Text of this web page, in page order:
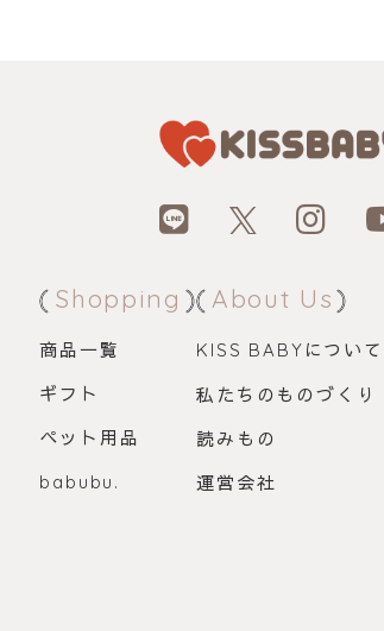
Shopping
商品一覧
ギフト
ペット用品
babubu.
About Us
KISS BABY について
私たちのものづくり
読みもの
運営会社